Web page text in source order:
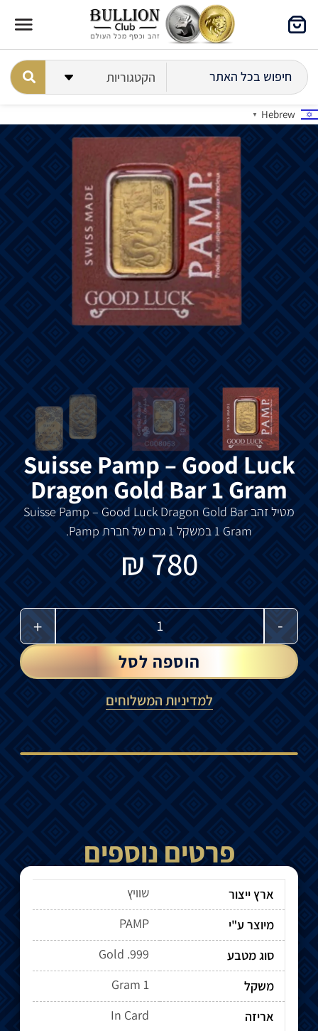
Hebrew
▼
Suisse Pamp – Good Luck
Dragon Gold Bar 1 Gram
מטילזהב Suisse Pamp – Good Luck Dragon Gold Bar
1 Gram במשקל 1 גרם של חברת Pamp.
780
₪
-
+
הוספה לסל
למדיניות המשלוחים
פרטים נוספים
ארץ ייצור
שוויץ
מיוצר ע"י
PAMP
סוג מטבע
Gold .999
משקל
1 Gram
אריזה
In Card